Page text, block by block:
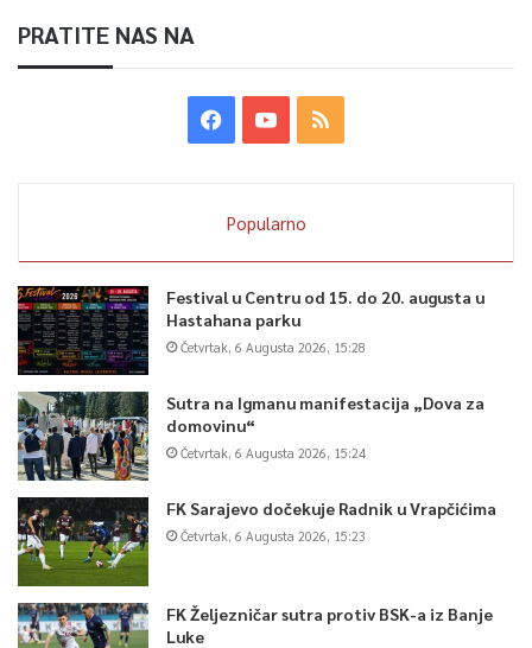
PRATITE NAS NA
Popularno
Festival u Centru od 15. do 20. augusta u
Hastahana parku
Četvrtak, 6 Augusta 2026, 15:28
Sutra na Igmanu manifestacija „Dova za
domovinu“
Četvrtak, 6 Augusta 2026, 15:24
FK Sarajevo dočekuje Radnik u Vrapčićima
Četvrtak, 6 Augusta 2026, 15:23
FK Željezničar sutra protiv BSK-a iz Banje
Luke